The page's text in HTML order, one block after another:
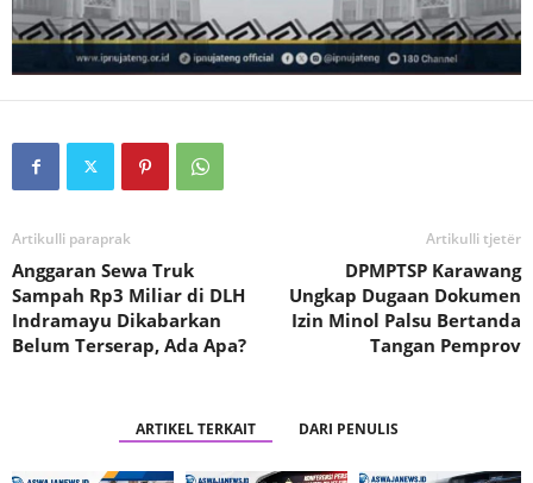
Artikulli paraprak
Anggaran Sewa Truk
Sampah Rp3 Miliar di DLH
Indramayu Dikabarkan
Belum Terserap, Ada Apa?
Artikulli tjetër
DPMPTSP Karawang
Ungkap Dugaan Dokumen
Izin Minol Palsu Bertanda
Tangan Pemprov
ARTIKEL TERKAIT DARI PENULIS